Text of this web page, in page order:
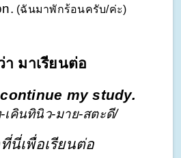
(ฉันมาพักร้อนครับ/ค่ะ)
า มาเรียนต่อ
my study.
เคินทินิว-มาย-สตะดี/
นี่เพื่อเรียนต่อ